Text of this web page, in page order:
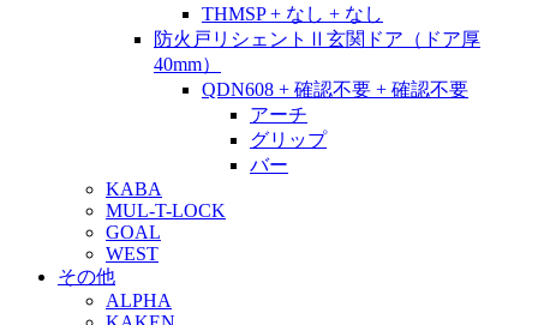
THMSP + なし + なし
防火戸リシェントⅡ玄関ドア（ドア厚
40mm）
QDN608 + 確認不要 + 確認不要
アーチ
グリップ
バー
KABA
MUL-T-LOCK
GOAL
WEST
その他
ALPHA